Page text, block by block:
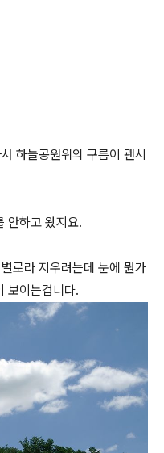
하늘공원위의 구름이 괜시
안하고 왔지요.
로라 지우려는데 눈에 뭔가
보이는겁니다.